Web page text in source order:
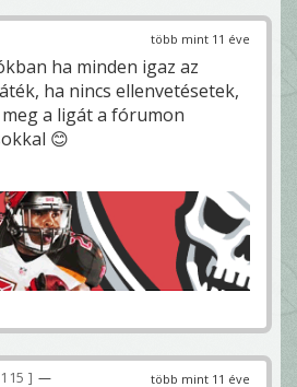
több mint 11 éve
ha minden igaz az
ha nincs ellenvetésetek,
a ligát a fórumon
😊
több mint 11 éve
115
—